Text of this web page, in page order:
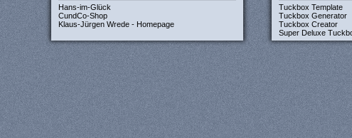
Hans-im-Glück
CundCo-Shop
Klaus-Jürgen Wrede - Homepage
Tuckbox Template
Tuckbox Generator
Tuckbox Creator
Super Deluxe